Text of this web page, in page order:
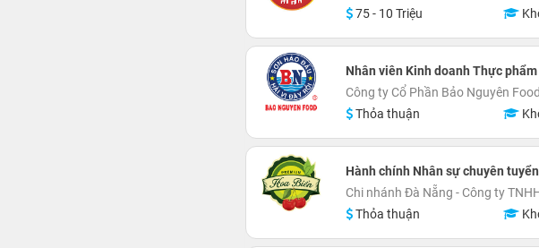
75 - 10 Triệu
Nhân viên Kinh doanh Thực phẩm
Công ty Cổ Phần Bảo Nguyên Food
Thỏa thuận
Hành chính Nhân sự chuyên
Chi nhánh Đà Nẵng - Công ty
Thỏa thuận